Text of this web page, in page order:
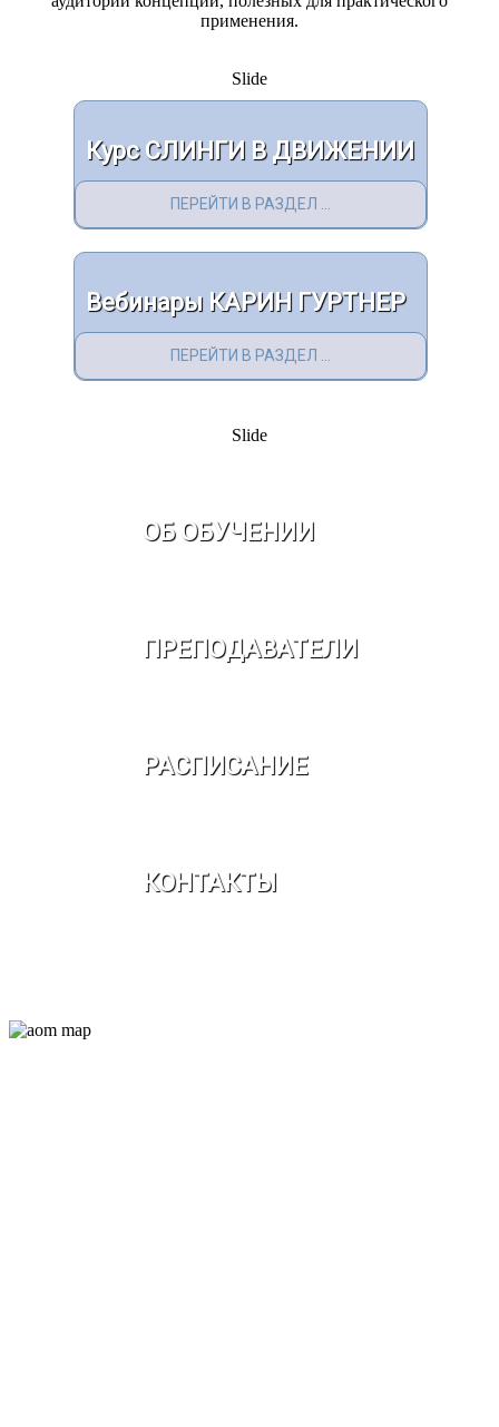
применения.
Slide
Курс СЛИНГИ В ДВИЖЕНИИ
ПЕРЕЙТИ В РАЗДЕЛ ...
Вебинары КАРИН ГУРТНЕР
ПЕРЕЙТИ В РАЗДЕЛ ...
Slide
ОБ ОБУЧЕНИИ
ПРЕПОДАВАТЕЛИ
РАСПИСАНИЕ
КОНТАКТЫ